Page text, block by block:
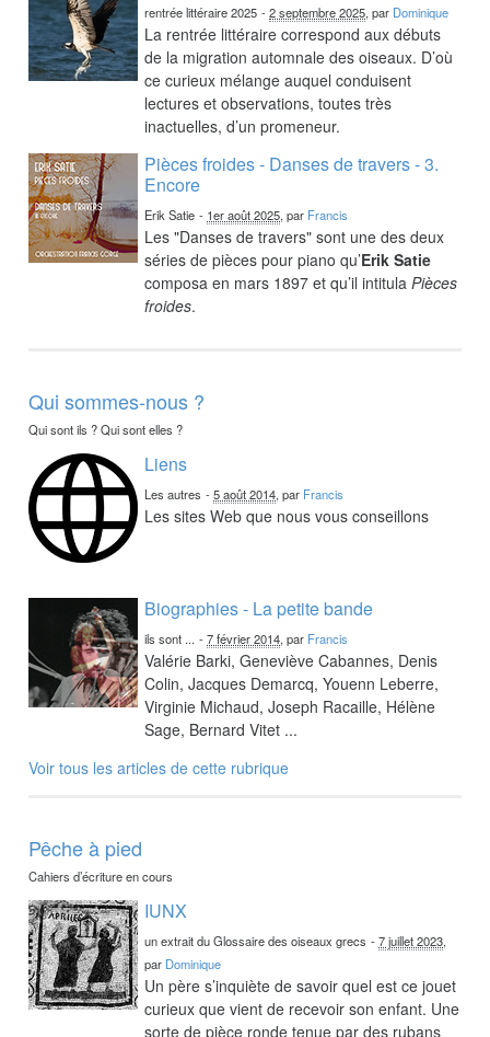
rentrée littéraire 2025 -2 septembre 2025, par Dominique
La rentrée littéraire correspond aux débuts
de la migration automnale des oiseaux. D’où
ce curieux mélange auquel conduisent
lectures et observations, toutes très
inactuelles, d’un promeneur.
Pièces froides - Danses de travers - 3.
Encore
Erik Satie - 1er août 2025, par Francis
Les "Danses de travers" sont une des deux
séries de pièces pour piano qu’Erik Satie
composa en mars 1897 et qu’il intitulaPièces
froides.
Qui sommes-nous ?
Qui sont ils ? Qui sont elles ?
Liens
Les autres -5 août 2014, par Francis
Les sites Web que nous vous conseillons
Biographies - La petite bande
ils sont ... -7 février 2014, par Francis
Valérie Barki, Geneviève Cabannes, Denis
Colin, Jacques Demarcq, Youenn Leberre,
Virginie Michaud, Joseph Racaille, Hélène
Sage, Bernard Vitet ...
Voir tous les articles de cette rubrique
Pêche à pied
Cahiers d’écriture en cours
IUNX
un extrait du Glossaire des oiseaux grecs -7 juillet 2023,
par Dominique
Un père s’inquiète de savoir quel est ce jouet
curieux que vient de recevoir son enfant. Une
sorte de pièce ronde tenue par des rubans